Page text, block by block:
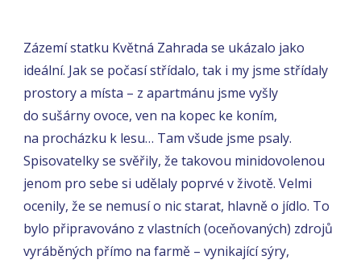
Zázemí statku Květná Zahrada se ukázalo jako
ideální. Jak se počasí střídalo, tak i my jsme střídaly
prostory a místa – z apartmánu jsme vyšly
do sušárny ovoce, ven na kopec ke koním,
na procházku k lesu… Tam všude jsme psaly.
Spisovatelky se svěřily, že takovou minidovolenou
jenom pro sebe si udělaly poprvé v životě. Velmi
ocenily, že se nemusí o nic starat, hlavně o jídlo. To
bylo připravováno z vlastních (oceňovaných) zdrojů
vyráběných přímo na farmě – vynikající sýry,